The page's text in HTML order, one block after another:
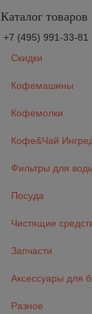
Каталог товаров
+7 (495) 991-33-81
Скидки
Кофемашины
Кофемолки
Кофе&Чай
Фильтры для
Посуда
Чистящие
Запчасти
Аксессуары для
Разное